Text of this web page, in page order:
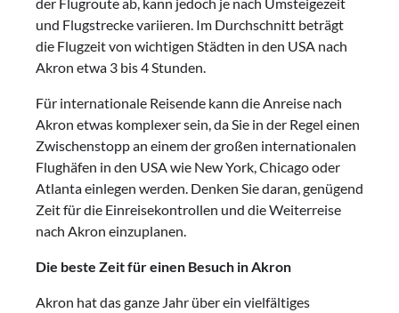
und Flugstrecke variieren. Im Durchschnitt beträgt
die Flugzeit von wichtigen Städten in den USA nach
Akron etwa 3 bis 4 Stunden.
Für internationale Reisende kann die Anreise nach
Akron etwas komplexer sein, da Sie in der Regel einen
Zwischenstopp an einem der großen internationalen
Flughäfen in den USA wie New York, Chicago oder
Atlanta einlegen werden. Denken Sie daran, genügend
Zeit für die Einreisekontrollen und die Weiterreise
nach Akron einzuplanen.
Die beste Zeit für einen Besuch in Akron
Akron hat das ganze Jahr über ein vielfältiges